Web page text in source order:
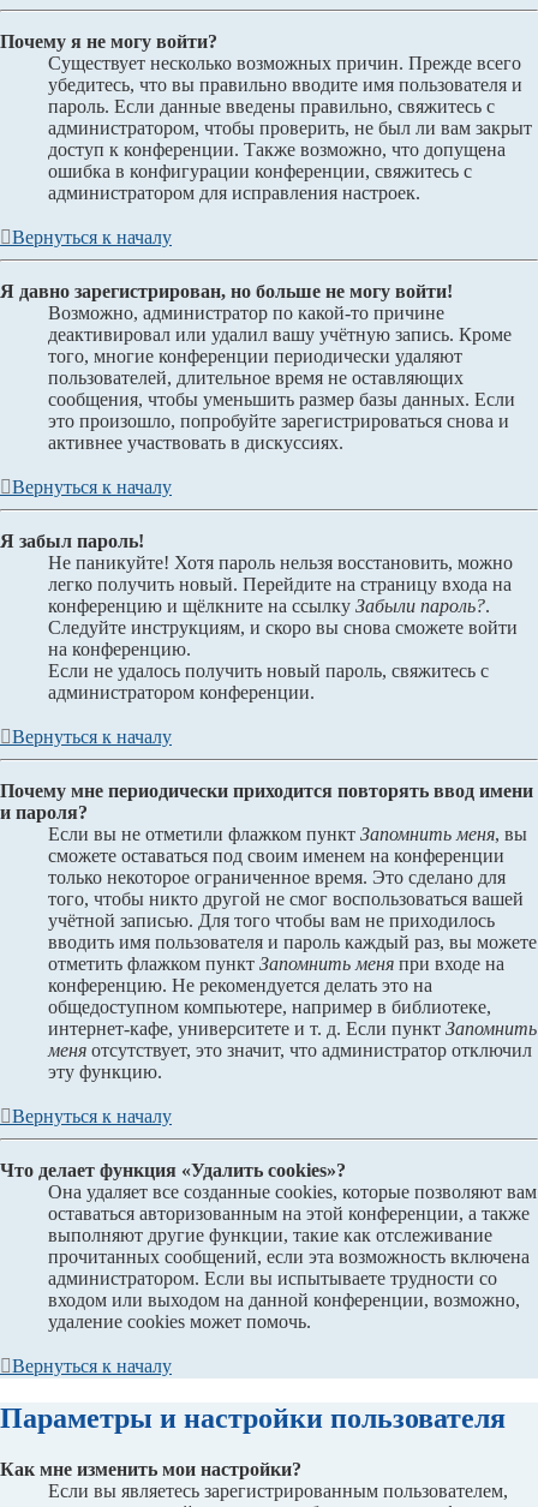
Почему я не могу войти?
Существует несколько возможных причин. Прежде всего
убедитесь, что вы правильно вводите имя пользователя и
пароль. Если данные введены правильно, свяжитесь с
администратором, чтобы проверить, не был ли вам закрыт
доступ к конференции. Также возможно, что допущена
ошибка в конфигурации конференции, свяжитесь с
администратором для исправления настроек.
Вернуться к началу
Я давно зарегистрирован, но больше не могу войти!
Возможно, администратор по какой-то причине
деактивировал или удалил вашу учётную запись. Кроме
того, многие конференции периодически удаляют
пользователей, длительное время не оставляющих
сообщения, чтобы уменьшить размер базы данных. Если
это произошло, попробуйте зарегистрироваться снова и
активнее участвовать в дискуссиях.
Вернуться к началу
Я забыл пароль!
Не паникуйте! Хотя пароль нельзя восстановить, можно
легко получить новый. Перейдите на страницу входа на
конференцию и щёлкните на ссылку Забыли пароль?.
Следуйте инструкциям, и скоро вы снова сможете войти
на конференцию.
Если не удалось получить новый пароль, свяжитесь с
администратором конференции.
Вернуться к началу
Почему мне периодически приходится повторять ввод имени
и пароля?
Если вы не отметили флажком пункт Запомнить меня, вы
сможете оставаться под своим именем на конференции
только некоторое ограниченное время. Это сделано для
того, чтобы никто другой не смог воспользоваться вашей
учётной записью. Для того чтобы вам не приходилось
вводить имя пользователя и пароль каждый раз, вы можете
отметить флажком пункт Запомнить меня при входе на
конференцию. Не рекомендуется делать это на
общедоступном компьютере, например в библиотеке,
интернет-кафе, университете и т. д. Если пункт Запомнить
меня отсутствует, это значит, что администратор отключил
эту функцию.
Вернуться к началу
Что делает функция «Удалить cookies»?
Она удаляет все созданные cookies, которые позволяют вам
оставаться авторизованным на этой конференции, а также
выполняют другие функции, такие как отслеживание
прочитанных сообщений, если эта возможность включена
администратором. Если вы испытываете трудности со
входом или выходом на данной конференции, возможно,
удаление cookies может помочь.
Вернуться к началу
Параметры и настройки пользователя
Как мне изменить мои настройки?
Если вы являетесь зарегистрированным пользователем,